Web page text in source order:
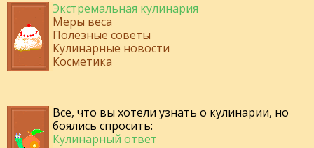
Экстремальная кулинария
Меры веса
Полезные советы
Кулинарные новости
Косметика
Все, что вы хотели узнать о кулинарии, но
боялись спросить:
Кулинарный ответ